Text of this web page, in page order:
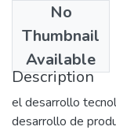
No
Thumbnail
Available
2006
Description
el desarrollo
desarrollo de